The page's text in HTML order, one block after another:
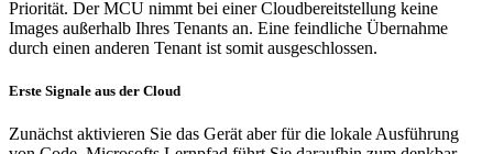
Priorität. Der MCU nimmt bei einer Cloudbereitstellung keine
Images außerhalb Ihres Tenants an. Eine feindliche Übernahme
durch einen anderen Tenant ist somit ausgeschlossen.
Erste Signale aus der Cloud
Zunächst aktivieren Sie das Gerät aber für die lokale Ausführung